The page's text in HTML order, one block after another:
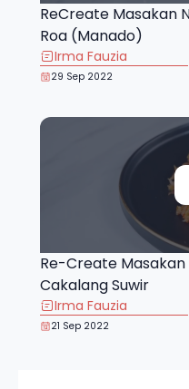
ReCreate Masakan
Roa (Manado)
Irma Fauzia
29 Sep 2022
Re-Create
Cakalang Suwir
Irma Fauzia
21 Sep 2022